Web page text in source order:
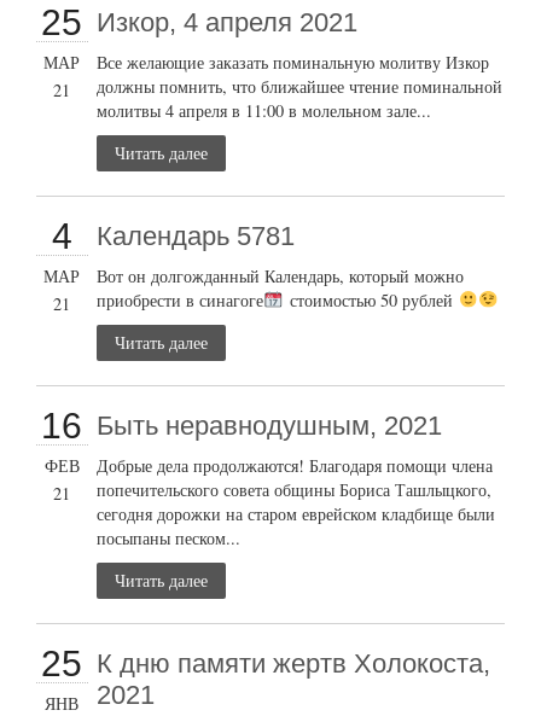
25
МАР
21
Изкор, 4 апреля 2021
Все желающие заказать поминальную молитву Изкор
должны помнить, что ближайшее чтение поминальной
молитвы 4 апреля в 11:00 в молельном зале...
Читать далее
4
МАР
21
Календарь 5781
Вот он долгожданный Календарь, который можно
приобрести в синагоге
стоимостью 50 рублей
Читать далее
16
ФЕВ
21
Быть неравнодушным, 2021
Добрые дела продолжаются! Благодаря помощи члена
попечительского совета общины Бориса Ташлыцкого,
сегодня дорожки на старом еврейском кладбище были
посыпаны песком...
Читать далее
25
ЯНВ
К дню памяти жертв Холокоста,
2021